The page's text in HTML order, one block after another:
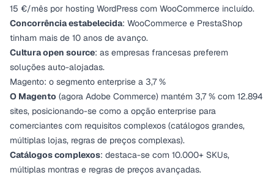
15 €/mês por hosting WordPress com WooCommerce incluído.
Concorrência estabelecida: WooCommerce e PrestaShop
tinham mais de 10 anos de avanço.
Cultura open source: as empresas francesas preferem
soluções auto-alojadas.
Magento: o segmento enterprise a 3,7 %
O Magento (agora Adobe Commerce) mantém 3,7 % com 12.894
sites, posicionando-se como a opção enterprise para
comerciantes com requisitos complexos (catálogos grandes,
múltiplas lojas, regras de preços complexas).
Catálogos complexos: destaca-se com 10.000+ SKUs,
múltiplas montras e regras de preços avançadas.